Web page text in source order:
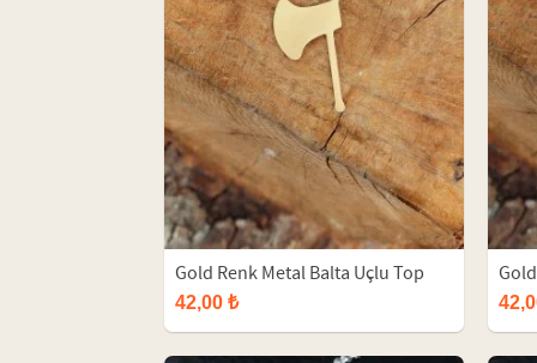
Gold Renk Metal Balta Uçlu Top
Zincirli Erkek Kolye
42,00 ₺